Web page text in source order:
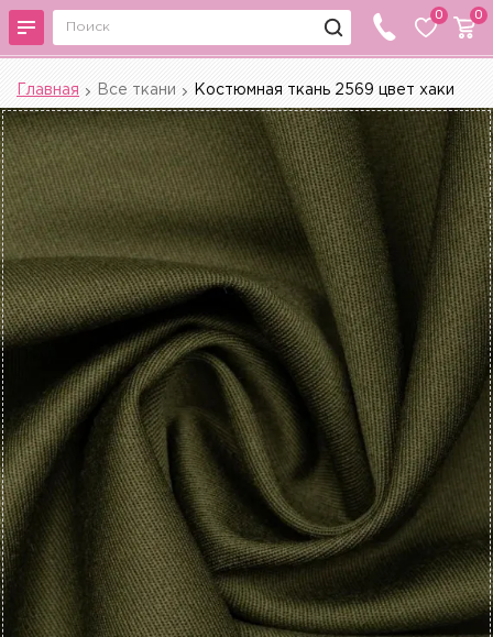
0 0
Главная Все ткани Костюмная ткань 2569 цвет хаки